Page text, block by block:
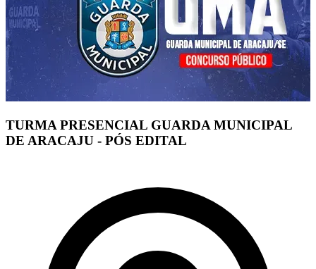
TURMA PRESENCIAL GUARDA MUNICIPAL
DE ARACAJU - PÓS EDITAL